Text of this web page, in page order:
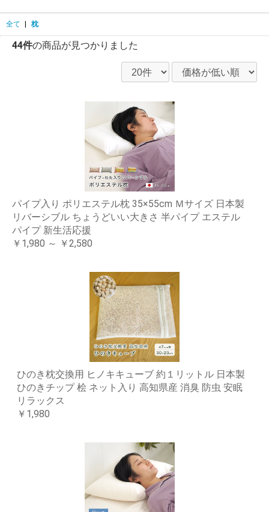
全て 枕
44件の商品が見つかりました
パイプ入り ポリエステル枕 35×55cm Ｍサイズ 日本製
リバーシブル ちょうどいい大きさ 半パイプ エステル
パイプ 新生活応援
￥1,980 ～ ￥2,580
ひのき枕交換用 ヒノキキューブ 約１リットル 日本製
ひのきチップ 桧 ネット入り 高知県産 消臭 防虫 安眠
リラックス
￥1,980